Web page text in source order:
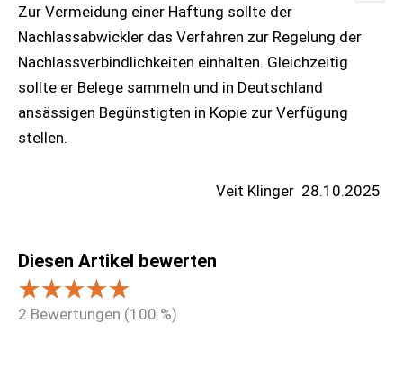
Zur Vermeidung einer Haftung sollte der
Nachlassabwickler das Verfahren zur Regelung der
Nachlassverbindlichkeiten einhalten. Gleichzeitig
sollte er Belege sammeln und in Deutschland
ansässigen Begünstigten in Kopie zur Verfügung
stellen.
Veit Klinger 28.10.2025
Diesen Artikel bewerten
2 Bewertungen (100 %)